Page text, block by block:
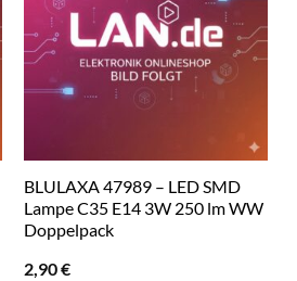
BLULAXA 47989 – LED SMD
Lampe C35 E14 3W 250 lm WW
Doppelpack
2,90€